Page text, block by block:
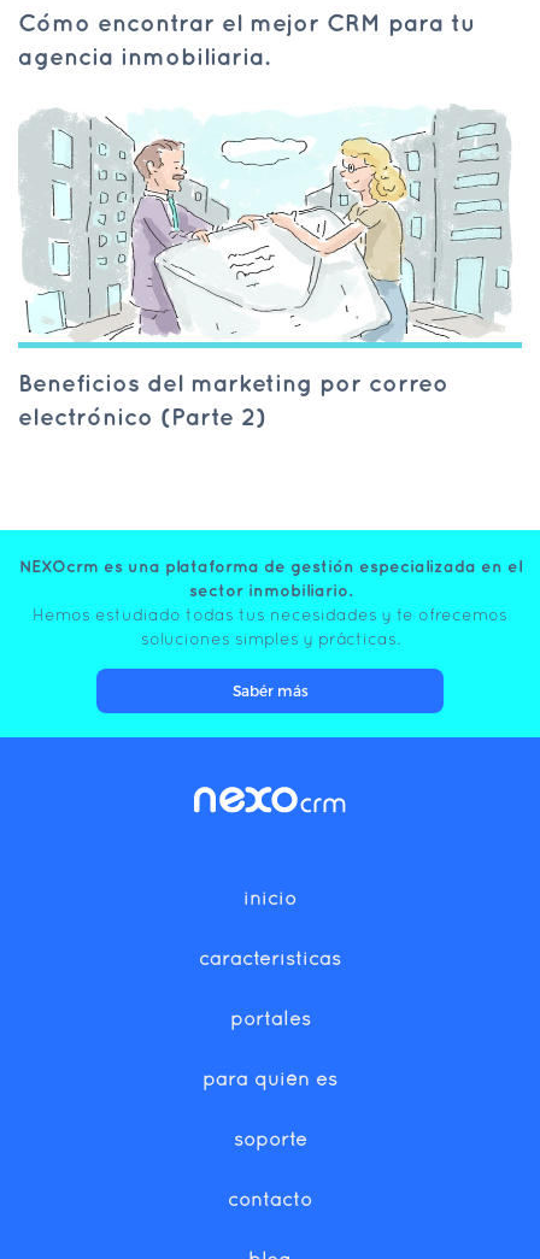
Cómo encontrar el mejor CRM para tu
agencia inmobiliaria.
Beneficios del marketing por correo
electrónico (Parte 2)
NEXOcrm es una plataforma de gestión especializada en el
sector inmobiliario.
Hemos estudiado todas tus necesidades y te ofrecemos
soluciones simples y prácticas.
Sabér más
inicio
características
portales
para quién es
soporte
contacto